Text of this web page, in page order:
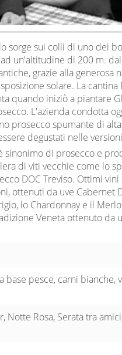
sorge sui colli di uno dei
un'altitudine di 200 m.
grazie alla generosa
solare. La cantina
quando iniziò a piantare
L'azienda condotta
prosecco spumante di
degustati nelle
sinonimo di prosecco e
di viti vecchie come lo
DOC Treviso. Ottimi
ottenuti da uve Cabernet
lo Chardonnay e il
Veneta ottenuto da
base pesce, carni bianche,
Notte Rosa, Serata tra